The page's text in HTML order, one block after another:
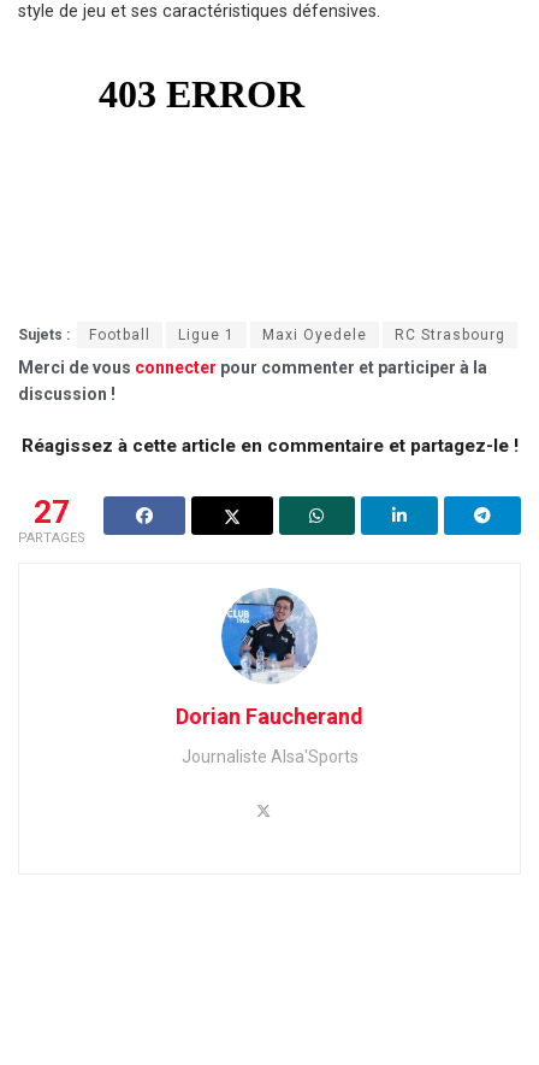
style de jeu et ses caractéristiques défensives.
Sujets : Football Ligue 1 Maxi Oyedele RC Strasbourg
Merci de vous connecter pour commenter et participer à la
discussion !
Réagissez à cette article en commentaire et partagez-le !
27
PARTAGES
Dorian Faucherand
Journaliste Alsa'Sports